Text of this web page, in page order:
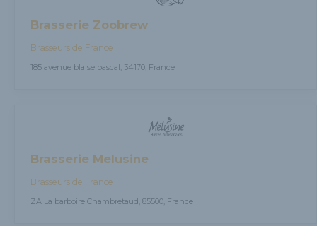
Brasserie Zoobrew
Brasseurs de France
185 avenue blaise pascal, 34170, France
Brasserie Melusine
Brasseurs de France
ZA La barboire Chambretaud, 85500, France